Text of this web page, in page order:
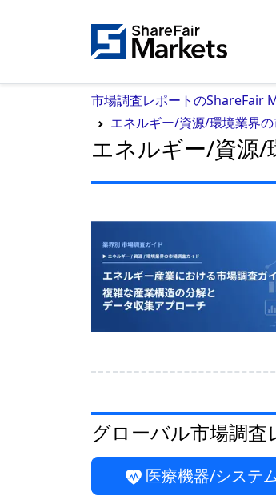
市場調査レポートのShareFair
エネルギー/資源/環境業界
エネルギー/資源/
グローバル市場調査
医療機器/システ